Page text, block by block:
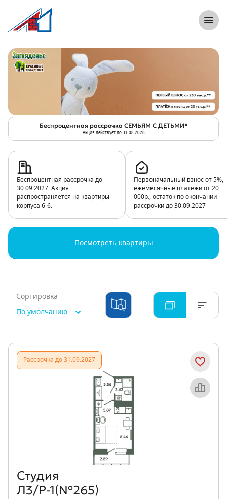
Акция «Беспроцентная рассрочка
Беспроцентная рассрочка СЕМЬЯМ С ДЕТЬМИ*
Акция действует до 31.08.2026
Беспроцентная рассрочка до
30.09.2027. Акция
распространяется на квартиры
корпуса 6-6.
Первоначальный взнос от 5%,
ежемесячные платежи от 20
000р., остаток по окончании
рассрочки до 30.09.2027
Посмотреть квартиры
Сортировка
По умолчанию
Рассрочка до 31.09.2027
Объект месяца
Студия
Л3/Р-1(№265)